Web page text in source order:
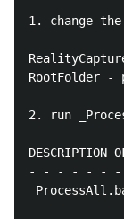
1. change
RootFolder
2. run
DESCRIPTION
- - - - - -